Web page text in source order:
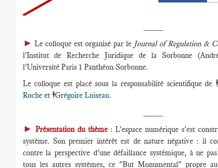
► Le colloque est organisé par le Journal of Regulation &
l'Institut de Recherche Juridique de la Sorbonne
l'Université Paris 1 Panthéon-Sorbonne.
Le colloque est placé sous la responsabilité scientifique de
Rocheet 🕴️Grégoire Loiseau.
► Présentation du thème: L'espace numérique s'est
système. Son premier intérêt est de nature négative : il
contre la perspective d'une défaillance systémique, à ne
tous les autres systèmes, ce "But Monumental" propre